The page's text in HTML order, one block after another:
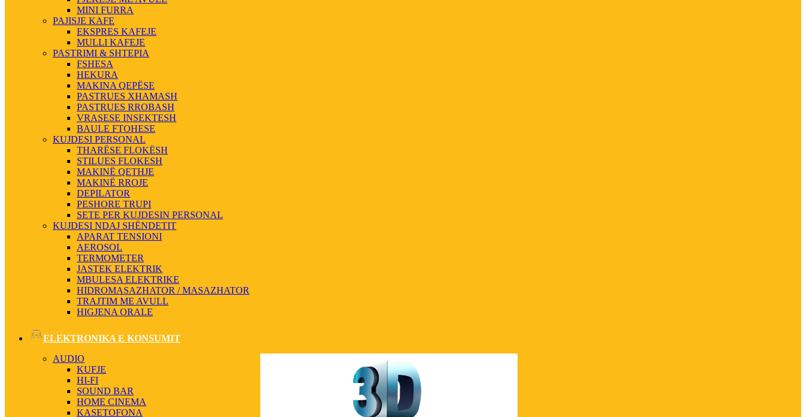
MINI FURRA
PAJISJE KAFE
EKSPRES KAFEJE
MULLI KAFEJE
PASTRIMI & SHTEPIA
FSHESA
HEKURA
MAKINA QEPËSE
PASTRUES XHAMASH
PASTRUES RROBASH
VRASESE INSEKTESH
BAULE FTOHESE
KUJDESI PERSONAL
THARËSE FLOKËSH
STILUES FLOKESH
MAKINË QETHJE
MAKINË RROJE
DEPILATOR
PESHORE TRUPI
SETE PER KUJDESIN PERSONAL
KUJDESI NDAJ SHËNDETIT
APARAT TENSIONI
AEROSOL
TERMOMETER
JASTEK ELEKTRIK
MBULESA ELEKTRIKE
HIDROMASAZHATOR / MASAZHATOR
TRAJTIM ME AVULL
HIGJENA ORALE
ELEKTRONIKA E KONSUMIT
AUDIO
KUFJE
HI-FI
SOUND BAR
HOME CINEMA
KASETOFONA